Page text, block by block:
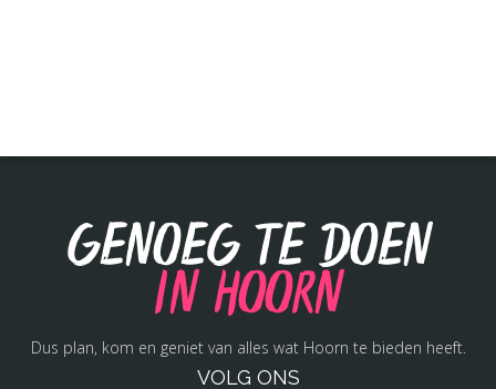
Genoeg te doen
in Hoorn
Dus plan, kom en geniet van alles wat Hoorn te bieden heeft.
VOLG ONS